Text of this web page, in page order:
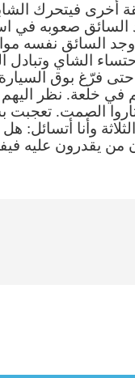
أخرى فيتحرك
السائق صعوبه في
السائق نفسه
الشاي
فرّغ بوق السيارة
خلعة. نظر اليهم
الصمت. تعجبت
وأنا أتسائل: هل
من يقدرون عليه